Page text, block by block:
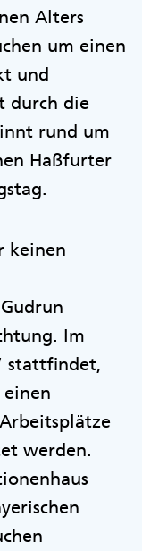
Alters
um einen
und
durch die
rund um
Haßfurter
keinen
Im
stattfindet,
werden.